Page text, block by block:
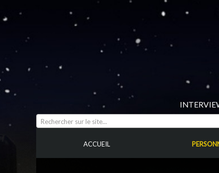
Rechercher sur le site...
ACCUEIL